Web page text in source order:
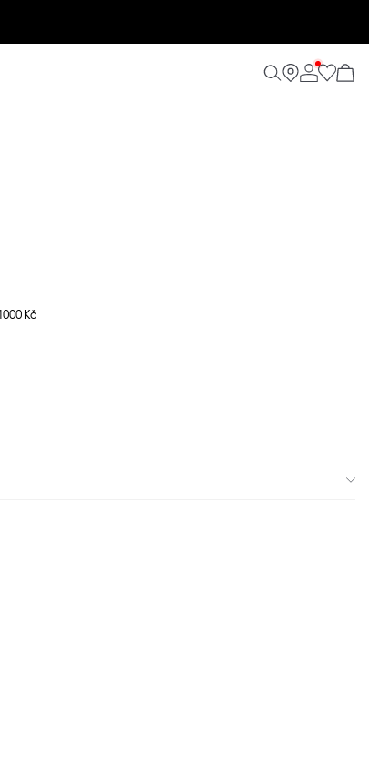
Kč